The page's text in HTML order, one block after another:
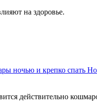
на здоровье.
ночью и крепко спать
действительно